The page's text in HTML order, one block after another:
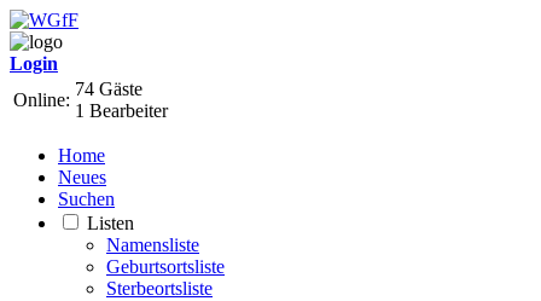
Login
Online:
74 Gäste
1 Bearbeiter
Home
Neues
Suchen
Listen
Namensliste
Geburtsortsliste
Sterbeortsliste